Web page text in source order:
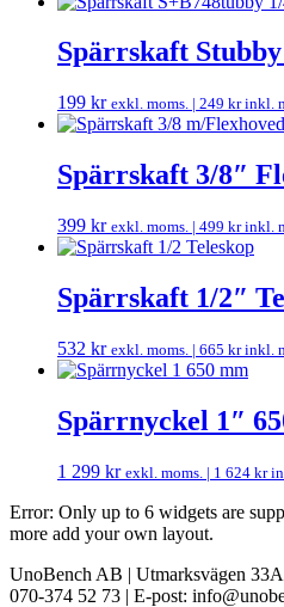
Spärrskaft
199 kr exkl. moms. | 249 krinkl.
Spärrskaft 3/8″
399 kr exkl. moms. | 499 krinkl.
Spärrskaft 1/2″
532 kr exkl. moms. | 665 krinkl.
Spärrnyckel 1″
1 299 kr exkl. moms. | 1 624 kr
Error: Only up to 6 widgets are
more add your own layout.
UnoBench AB | Utmarksvägen
070-374 52 73 | E-post: